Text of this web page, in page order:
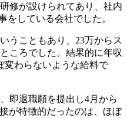
修が設けられてあり、社内
をしている会社でした。
うこともあり、23万からス
ころでした。結果的に年収
変わらないような給料で
即退職願を提出し4月から
が特徴的だったのは、 ほぼ